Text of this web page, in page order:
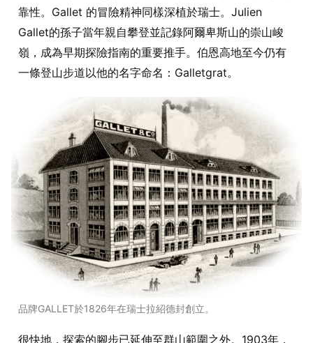
靠性。Gallet 的冒險精神同樣深植於瑞士。Julien
Gallet的孫子當年親自攀登並記錄阿爾卑斯山的崇山峻
嶺，成為早期探險指南的重要推手。伯恩高地至今仍有
一條登山步道以他的名字命名：Galletgrat。
品牌GALLET於1826年在瑞士拉紹德封創立。
很快地，探索的腳步已延伸至群山範圍之外。1903年，